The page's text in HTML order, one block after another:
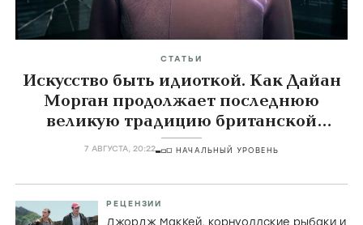
СТАТЬИ
Искусство быть идиоткой. Как Дайан
Морган продолжает последнюю
великую традицию британской
комедии
7 АВГУСТА, 20:22 НАЧАЛЬНЫЙ УРОВЕНЬ
РЕЦЕНЗИИ
Джордж МакКей, корнуоллские рыбаки и